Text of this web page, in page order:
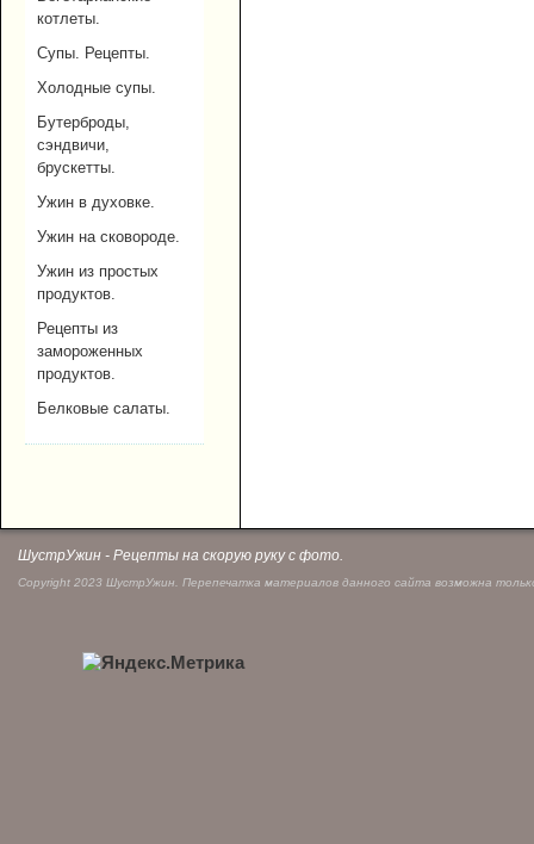
котлеты.
Супы. Рецепты.
Холодные супы.
Бутерброды,
сэндвичи,
брускетты.
Ужин в духовке.
Ужин на сковороде.
Ужин из простых
продуктов.
Рецепты из
замороженных
продуктов.
Белковые салаты.
ШустрУжин - Рецепты на скорую руку с фото.
Copyright 2023 ШустрУжин. Перепечатка материалов данного сайта возможна